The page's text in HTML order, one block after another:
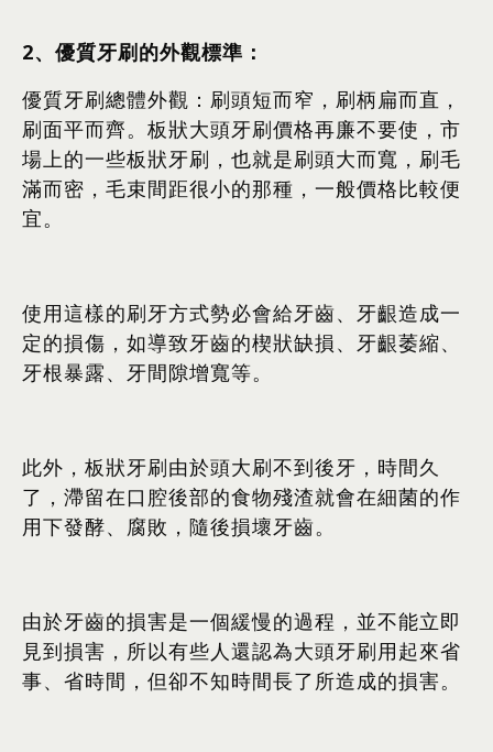
2、優質牙刷的外觀標準：
優質牙刷總體外觀：刷頭短而窄，刷柄扁而直，
刷面平而齊。板狀大頭牙刷價格再廉不要使，市
場上的一些板狀牙刷，也就是刷頭大而寬，刷毛
滿而密，毛束間距很小的那種，一般價格比較便
宜。
使用這樣的刷牙方式勢必會給牙齒、牙齦造成一
定的損傷，如導致牙齒的楔狀缺損、牙齦萎縮、
牙根暴露、牙間隙增寬等。
此外，板狀牙刷由於頭大刷不到後牙，時間久
了，滯留在口腔後部的食物殘渣就會在細菌的作
用下發酵、腐敗，隨後損壞牙齒。
由於牙齒的損害是一個緩慢的過程，並不能立即
見到損害，所以有些人還認為大頭牙刷用起來省
事、省時間，但卻不知時間長了所造成的損害。